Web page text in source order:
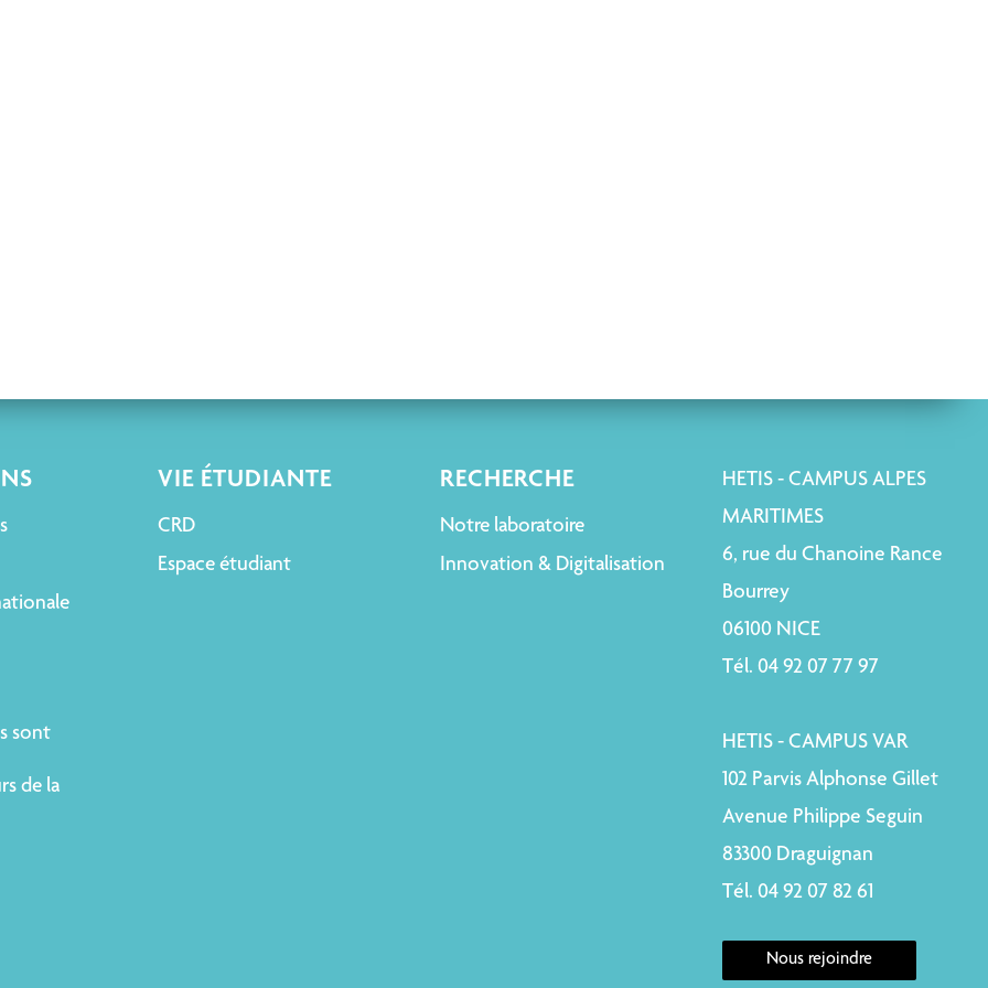
sont
de la
VIE ÉTUDIANTE
CRD
Espace étudiant
RECHERCHE
Notre laboratoire
Innovation & Digitalisation
HETIS - CAMPUS ALPES
MARITIMES
6, rue du Chanoine Rance
Bourrey
06100 NICE
Tél. 04 92 07 77 97
HETIS - CAMPUS VAR
102 Parvis Alphonse Gillet
Avenue Philippe Seguin
83300 Draguignan
Tél. 04 92 07 82 61
Nous rejoindre